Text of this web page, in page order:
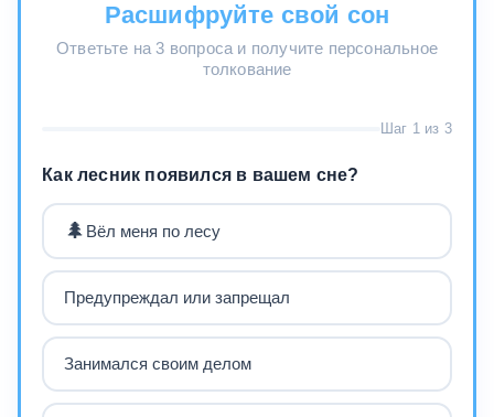
Расшифруйте свой сон
Ответьте на 3 вопроса и получите персональное
толкование
Шаг 1 из 3
Как лесник появился в вашем сне?
🌲 Вёл меня по лесу
Предупреждал или запрещал
Занимался своим делом